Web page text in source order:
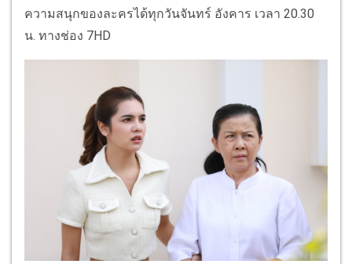
ความสนุกของละครได้ทุกวันจันทร์ อังคาร เวลา 20.30
น. ทางช่อง 7HD